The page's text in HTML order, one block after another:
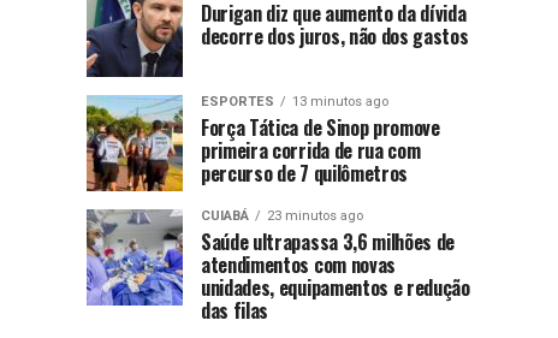
Durigan diz que aumento da dívida
decorre dos juros, não dos gastos
ESPORTES 13 minutos ago
Força Tática de Sinop promove
primeira corrida de rua com
percurso de 7 quilômetros
CUIABÁ 23 minutos ago
Saúde ultrapassa 3,6 milhões de
atendimentos com novas
unidades, equipamentos e redução
das filas